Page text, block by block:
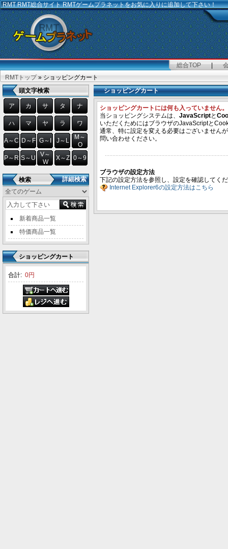
RMTRMT総合サイト RMTゲームプラネットをお気に入りに追加して下さい！
総合TOP |
RMTトップ » ショッピングカート
頭文字検索
ア カ サ タ ナ
ハ マ ヤ ラ ワ
A～C D～F G～I J～L
M～
O
P～R S～U
V～
W
X～Z 0～9
検索 詳細検索
新着商品一覧
特価商品一覧
ショッピングカート
合計: 0円
ショッピングカート
ショッピングカートには何も入っていません。
当ショッピングシステムは、 JavaScriptと
いただくためにはブラウザのJavaScriptと
通常、特に設定を変える必要はございません
問い合わせください。
ブラウザの設定方法
下記の設定方法を参照し、設定を確認してく
Internet Explorer6の設定方法はこちら